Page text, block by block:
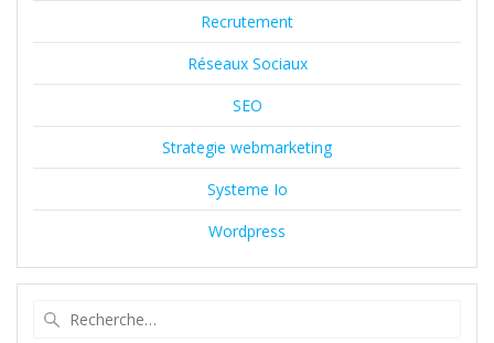
Recrutement
Réseaux Sociaux
SEO
Strategie webmarketing
Systeme Io
Wordpress